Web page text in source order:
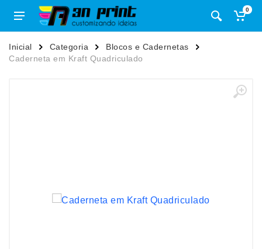
0
Inicial Categoria
Blocos e Cadernetas
Caderneta em Kraft Quadriculado